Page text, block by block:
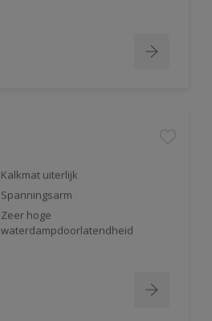
Kalkmat uiterlijk
Spanningsarm
Zeer hoge
waterdampdoorlatendheid